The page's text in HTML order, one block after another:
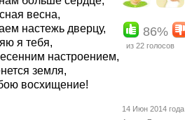
весна,
настежь дверцу,
я тебя,
настроением,
земля,
восхищение!
86%
из 22 голосов
14 Июн 2014 года